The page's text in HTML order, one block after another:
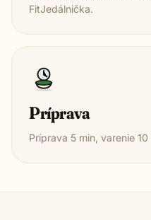
FitJedálnička.
Príprava
Príprava 5 min, varenie 10